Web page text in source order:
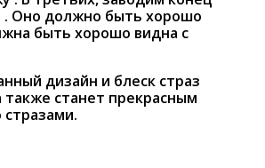
. Оно должно быть хорошо
быть хорошо видна с
дизайн и блеск страз
станет прекрасным